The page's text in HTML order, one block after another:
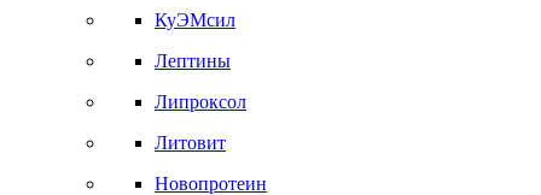
КуЭМсил
Лептины
Липроксол
Литовит
Новопротеин